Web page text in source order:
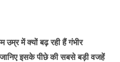
में क्यों बढ़ रही हैं गंभीर
जानिए इसके पीछे की सबसे बड़ी वजहें